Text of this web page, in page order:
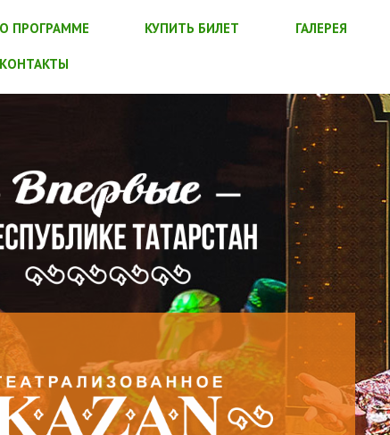
О ПРОГРАММЕ КУПИТЬ БИЛЕТ ГАЛЕРЕЯ
КОНТАКТЫ